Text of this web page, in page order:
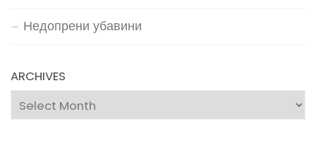
Недопрени убавини
ARCHIVES
Archives